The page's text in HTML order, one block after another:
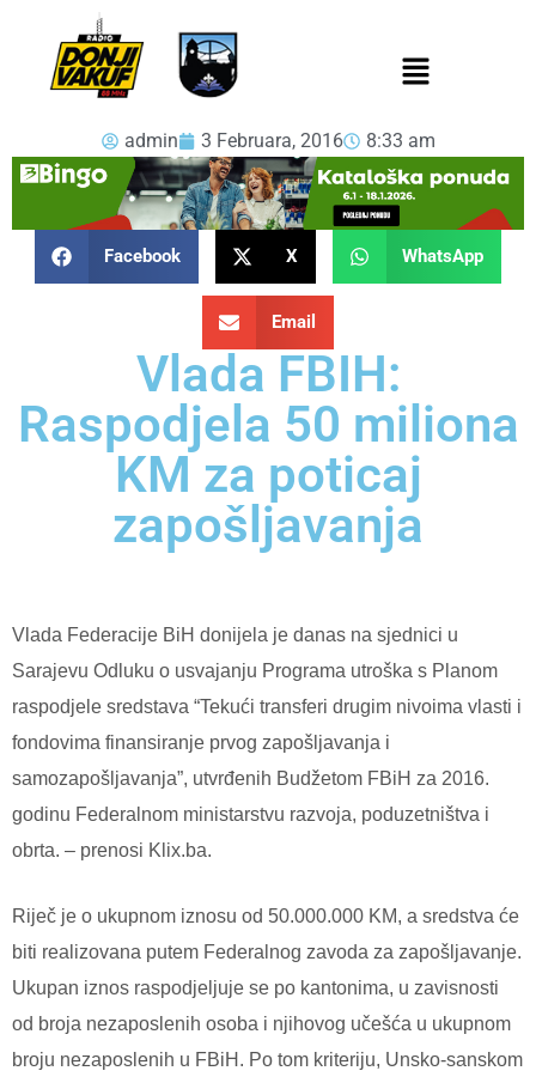
admin 3 Februara, 2016 8:33 am
Facebook X WhatsApp
Email
Vlada FBIH:
Raspodjela 50 miliona
KM za poticaj
zapošljavanja
Vlada Federacije BiH donijela je danas na sjednici u
Sarajevu Odluku o usvajanju Programa utroška s Planom
raspodjele sredstava “Tekući transferi drugim nivoima vlasti i
fondovima finansiranje prvog zapošljavanja i
samozapošljavanja”, utvrđenih Budžetom FBiH za 2016.
godinu Federalnom ministarstvu razvoja, poduzetništva i
obrta. – prenosi Klix.ba.
Riječ je o ukupnom iznosu od 50.000.000 KM, a sredstva će
biti realizovana putem Federalnog zavoda za zapošljavanje.
Ukupan iznos raspodjeljuje se po kantonima, u zavisnosti
od broja nezaposlenih osoba i njihovog učešća u ukupnom
broju nezaposlenih u FBiH. Po tom kriteriju, Unsko-sanskom